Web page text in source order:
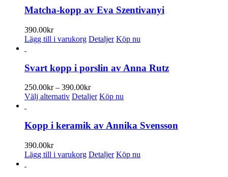
väljas
har
flera
De
olika
kan
väljas
produktsidan
Matcha-kopp av Eva Szentivanyi
390.00kr
Lägg till i varukorg Detaljer Köp nu
Svart kopp i porslin av Anna Rutz
250.00kr – 390.00krPrisintervall:
250.00kr
Välj alternativ Den
har
flera
De
olika
Detaljer Köp nu
Kopp i keramik av Annika Svensson
390.00kr
Lägg till i varukorg Detaljer Köp nu